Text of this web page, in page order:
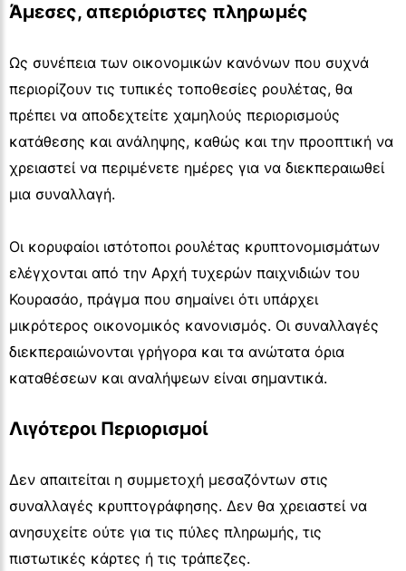
Άμεσες, απεριόριστες πληρωμές
Ως συνέπεια των οικονομικών κανόνων που συχνά
περιορίζουν τις τυπικές τοποθεσίες ρουλέτας, θα
πρέπει να αποδεχτείτε χαμηλούς περιορισμούς
κατάθεσης και ανάληψης, καθώς και την προοπτική να
χρειαστεί να περιμένετε ημέρες για να διεκπεραιωθεί
μια συναλλαγή.
Οι κορυφαίοι ιστότοποι ρουλέτας κρυπτονομισμάτων
ελέγχονται από την Αρχή τυχερών παιχνιδιών του
Κουρασάο, πράγμα που σημαίνει ότι υπάρχει
μικρότερος οικονομικός κανονισμός. Οι συναλλαγές
διεκπεραιώνονται γρήγορα και τα ανώτατα όρια
καταθέσεων και αναλήψεων είναι σημαντικά.
Λιγότεροι Περιορισμοί
Δεν απαιτείται η συμμετοχή μεσαζόντων στις
συναλλαγές κρυπτογράφησης. Δεν θα χρειαστεί να
ανησυχείτε ούτε για τις πύλες πληρωμής, τις
πιστωτικές κάρτες ή τις τράπεζες.